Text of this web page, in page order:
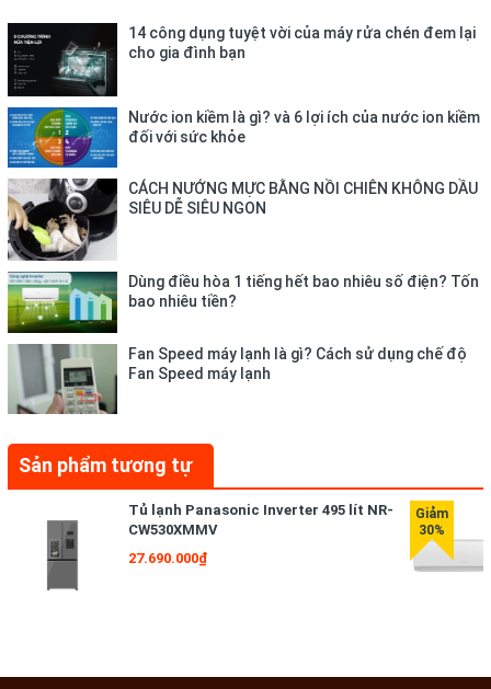
Làm lạnh nhanh Turbo
Chế độ Turbo có tác dụng đẩy máy nén hoạt động tối đa
để nhanh chóng đưa nhiệt độ phòng đạt dần đến nhiệt
độ đã cài đặt trong 30s.
Cảnh báo làm sạch lưới lọc
Sau khi vận hành được một thời gian nhất định, điều
hòa sẽ tự động bật tín hiệu nhắc nhở để người dùng
tăng tuổi thọ của thiết bị.
14 công dụng tuyệt vời của máy rửa chén đem lại
cho gia đình bạn
Nước ion kiềm là gì? và 6 lợi ích của nước ion kiềm
đối với sức khỏe
CÁCH NƯỚNG MỰC BẰNG NỒI CHIÊN KHÔNG DẦU
SIÊU DỄ SIÊU NGON
Dùng điều hòa 1 tiếng hết bao nhiêu số điện? Tốn
bao nhiêu tiền?
Fan Speed máy lạnh là gì? Cách sử dụng chế độ
Fan Speed máy lạnh
Sản phẩm tương tự
Tủ lạnh Panasonic Inverter 495 lít NR-
CW530XMMV
27.690.000₫